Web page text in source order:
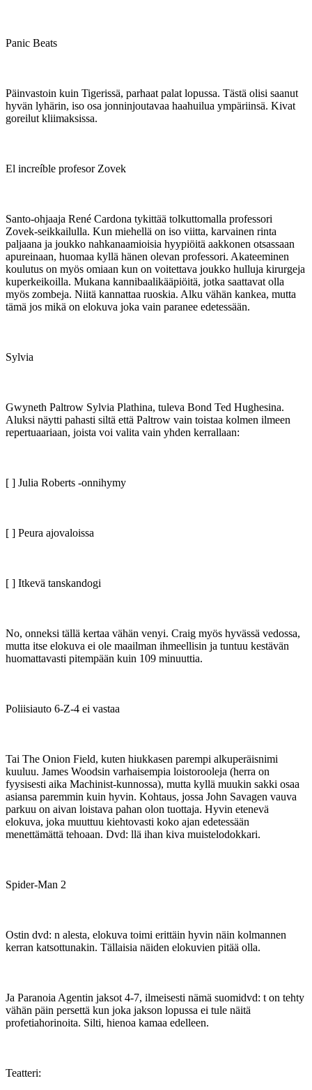
Panic Beats
Päinvastoin kuin Tigerissä, parhaat palat lopussa. Tästä olisi saanut
hyvän lyhärin, iso osa jonninjoutavaa haahuilua ympäriinsä. Kivat
goreilut kliimaksissa.
El increíble profesor Zovek
Santo-ohjaaja René Cardona tykittää tolkuttomalla professori
Zovek-seikkailulla. Kun miehellä on iso viitta, karvainen rinta
paljaana ja joukko nahkanaamioisia hyypiöitä aakkonen otsassaan
apureinaan, huomaa kyllä hänen olevan professori. Akateeminen
koulutus on myös omiaan kun on voitettava joukko hulluja kirurgeja
kuperkeikoilla. Mukana kannibaalikääpiöitä, jotka saattavat olla
myös zombeja. Niitä kannattaa ruoskia. Alku vähän kankea, mutta
tämä jos mikä on elokuva joka vain paranee edetessään.
Sylvia
Gwyneth Paltrow Sylvia Plathina, tuleva Bond Ted Hughesina.
Aluksi näytti pahasti siltä että Paltrow vain toistaa kolmen ilmeen
repertuaariaan, joista voi valita vain yhden kerrallaan:
[ ] Julia Roberts ‑onnihymy
[ ] Peura ajovaloissa
[ ] Itkevä tanskandogi
No, onneksi tällä kertaa vähän venyi. Craig myös hyvässä vedossa,
mutta itse elokuva ei ole maailman ihmeellisin ja tuntuu kestävän
huomattavasti pitempään kuin 109 minuuttia.
Poliisiauto 6-Z-4 ei vastaa
Tai The Onion Field, kuten hiukkasen parempi alkuperäisnimi
kuuluu. James Woodsin varhaisempia loistorooleja (herra on
fyysisesti aika Machinist-kunnossa), mutta kyllä muukin sakki osaa
asiansa paremmin kuin hyvin. Kohtaus, jossa John Savagen vauva
parkuu on aivan loistava pahan olon tuottaja. Hyvin etenevä
elokuva, joka muuttuu kiehtovasti koko ajan edetessään
menettämättä tehoaan. Dvd: llä ihan kiva muistelodokkari.
Spider-Man 2
Ostin dvd: n alesta, elokuva toimi erittäin hyvin näin kolmannen
kerran katsottunakin. Tällaisia näiden elokuvien pitää olla.
Ja Paranoia Agentin jaksot 4-7, ilmeisesti nämä suomidvd: t on tehty
vähän päin persettä kun joka jakson lopussa ei tule näitä
profetiahorinoita. Silti, hienoa kamaa edelleen.
Teatteri: